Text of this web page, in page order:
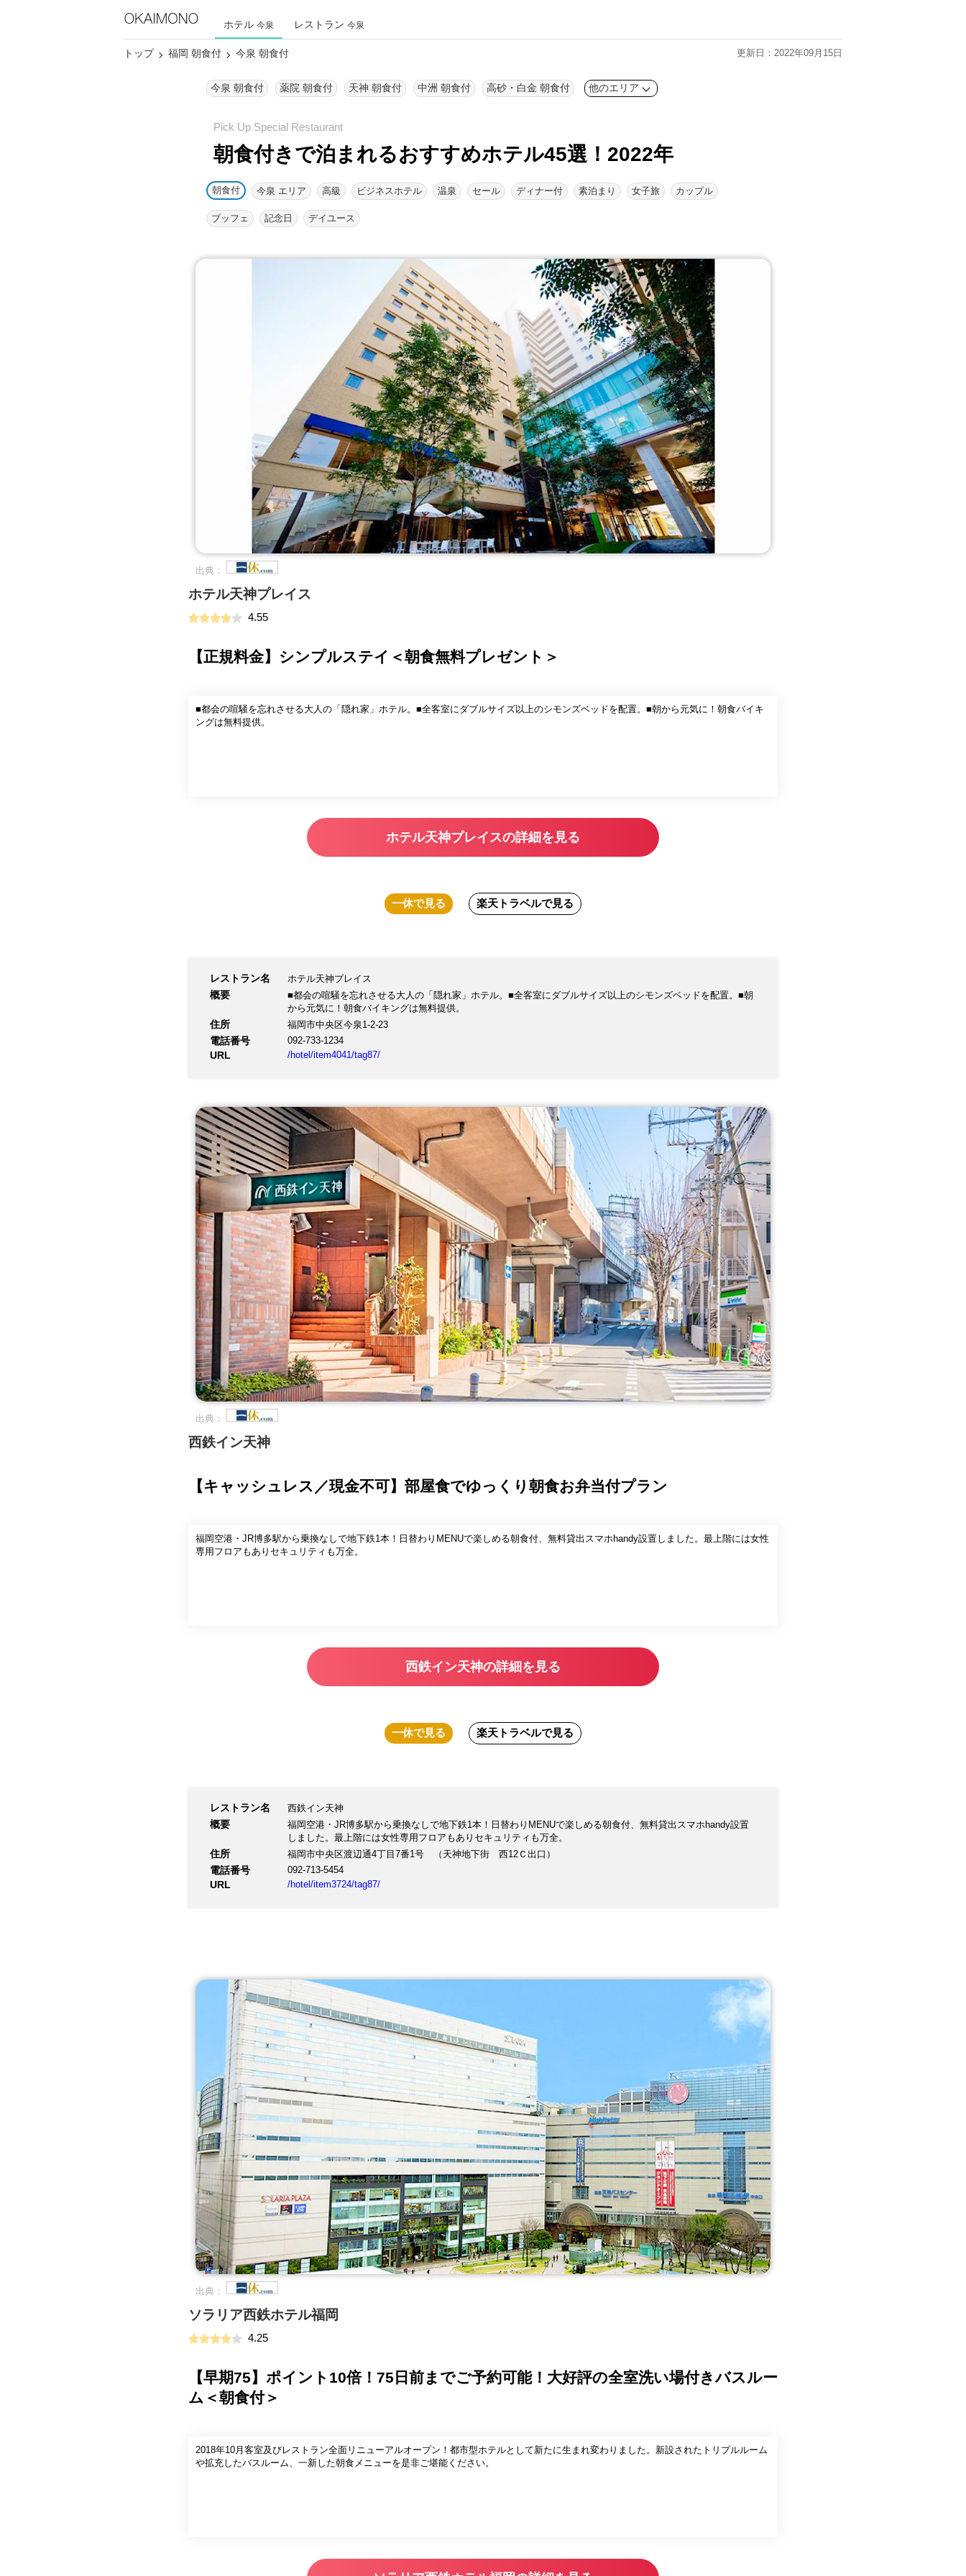
ホテル 今泉 レストラン 今泉
トップ 福岡 朝食付 今泉 朝食付 更新日：2022年09月15日
今泉 朝食付 薬院 朝食付 天神 朝食付 中洲 朝食付 高砂・白金 朝食付 他のエリア
朝食付きで泊まれるおすすめホテル45選！2022年
朝食付 今泉 エリア 高級 ビジネスホテル 温泉 セール ディナー付 素泊まり 女子旅 カップル
ブッフェ 記念日 デイユース
出典：
ホテル天神プレイス
4.55
【正規料金】シンプルステイ＜朝食無料プレゼント＞
■都会の喧騒を忘れさせる大人の「隠れ家」ホテル。■全客室にダブルサイズ以上のシモンズベッドを配置。■朝から元気に！朝食バイキ
ングは無料提供。
ホテル天神プレイスの詳細を見る
一休で見る 楽天トラベルで見る
レストラン名 ホテル天神プレイス
概要
■都会の喧騒を忘れさせる大人の「隠れ家」ホテル。■全客室にダブルサイズ以上のシモンズベッドを配置。■朝
から元気に！朝食バイキングは無料提供。
住所 福岡市中央区今泉1-2-23
電話番号 092-733-1234
URL /hotel/item4041/tag87/
出典：
西鉄イン天神
【キャッシュレス／現金不可】部屋食でゆっくり朝食お弁当付プラン
福岡空港・JR博多駅から乗換なしで地下鉄1本！日替わりMENUで楽しめる朝食付、無料貸出スマホhandy設置しました。最上階には女性
専用フロアもありセキュリティも万全。
西鉄イン天神の詳細を見る
一休で見る 楽天トラベルで見る
レストラン名 西鉄イン天神
概要
福岡空港・JR博多駅から乗換なしで地下鉄1本！日替わりMENUで楽しめる朝食付、無料貸出スマホhandy設置
しました。最上階には女性専用フロアもありセキュリティも万全。
住所 福岡市中央区渡辺通4丁目7番1号 （天神地下街 西12Ｃ出口）
電話番号 092-713-5454
URL /hotel/item3724/tag87/
出典：
ソラリア西鉄ホテル福岡
4.25
【早期75】ポイント10倍！75日前までご予約可能！大好評の全室洗い場付きバスルー
ム＜朝食付＞
2018年10月客室及びレストラン全面リニューアルオープン！都市型ホテルとして新たに生まれ変わりました。新設されたトリプルルーム
や拡充したバスルーム、一新した朝食メニューを是非ご堪能ください。